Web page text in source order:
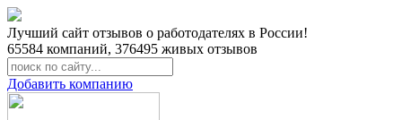
Лучший сайт отзывов о работодателях в России!
65584 компаний, 376495 живых отзывов
Добавить компанию